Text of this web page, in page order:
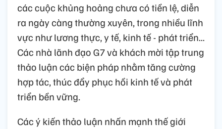
các cuộc khủng hoảng chưa có tiền lệ, diễn
ra ngày càng thường xuyên, trong nhiều lĩnh
vực như lương thực, y tế, kinh tế - phát triển...
Các nhà lãnh đạo G7 và khách mời tập trung
thảo luận các biện pháp nhằm tăng cường
hợp tác, thúc đẩy phục hồi kinh tế và phát
triển bền vững.
Các ý kiến thảo luận nhấn mạnh thế giới